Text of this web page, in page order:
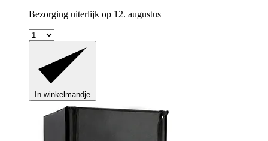
Bezorging uiterlijk op 12. augustus
In winkelmandje